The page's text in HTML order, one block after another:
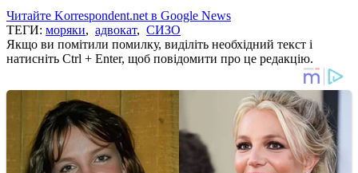
Читайте Korrespondent.net в Google News
ТЕГИ: моряки, адвокат, СИЗО
Якщо ви помітили помилку, виділіть необхідний текст і
натисніть Ctrl + Enter, щоб повідомити про це редакцію.